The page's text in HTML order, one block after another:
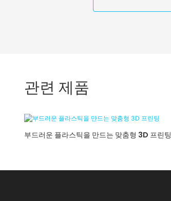
관련 제품
부드러운 플라스틱을 만드는 맞춤형 3D 프린팅